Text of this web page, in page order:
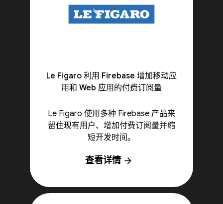
Le Figaro 利用 Firebase 增加移动应
用和 Web 应用的付费订阅量
Le Figaro 使用多种 Firebase 产品来
留住现有用户、增加付费订阅量并缩
短开发时间。
查看详情 arrow_forward